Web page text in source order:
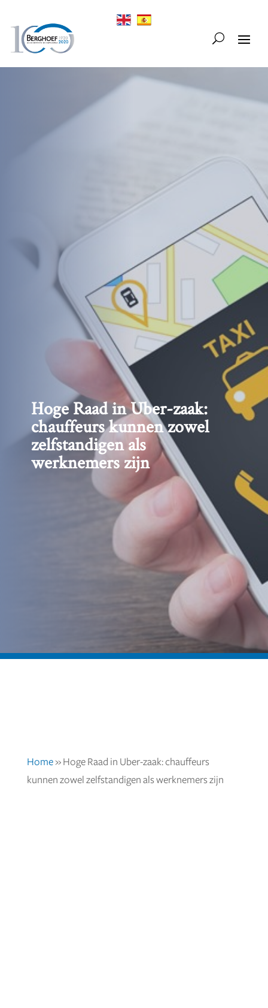
Hoge Raad in Uber-zaak:
chauffeurs kunnen zowel
zelfstandigen als
werknemers zijn
Home» Hoge Raad in Uber-zaak: chauffeurs
kunnen zowel zelfstandigen als werknemers zijn